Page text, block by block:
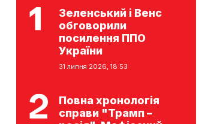
Зеленський і Венс
обговорили
посилення ППО
України
31 липня 2026, 18:53
Повна хронологія
справи "Трамп –